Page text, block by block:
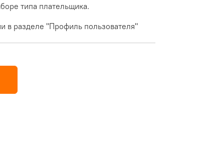
типа плательщика.
в разделе "Профиль пользователя"